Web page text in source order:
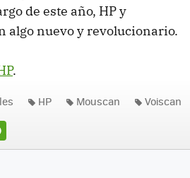
de este año, HP y
algo nuevo y revolucionario.
.
HP Mouscan Voiscan